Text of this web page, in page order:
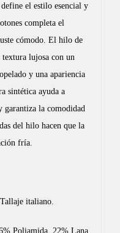
el estilo esencial y
completa el
cómodo. El hilo de
lujosa con un
y una apariencia
sintética ayuda a
garantiza la comodidad
del hilo hacen que la
fría.
italiano.
Poliamida, 22% Lana